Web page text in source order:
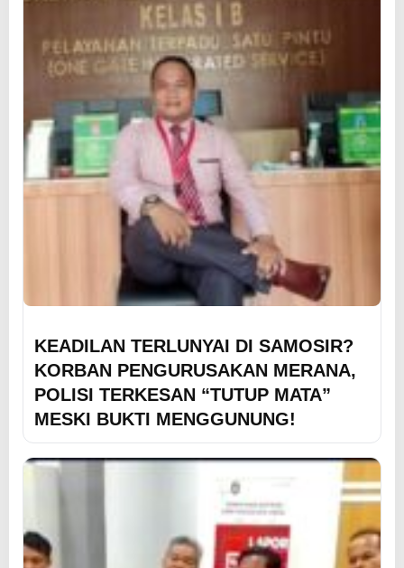
KEADILAN TERLUNYAI DI SAMOSIR?
KORBAN PENGURUSAKAN MERANA,
POLISI TERKESAN “TUTUP MATA”
MESKI BUKTI MENGGUNUNG!